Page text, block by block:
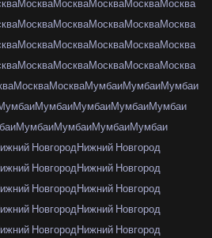
МоскваМоскваМоскваМоскваМосква
МоскваМоскваМоскваМоскваМосква
МоскваМоскваМоскваМоскваМосква
МоскваМоскваМоскваМоскваМосква
МоскваМоскваМумбаиМумбаиМумбаи
МумбаиМумбаиМумбаиМумбаи
МумбаиМумбаиМумбаиМумбаи
НовгородНижний Новгород
НовгородНижний Новгород
НовгородНижний Новгород
НовгородНижний Новгород
НовгородНижний Новгород